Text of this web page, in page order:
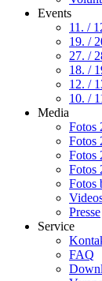
Events
11. /
19. /
27. /
18. /
12. /
10. /
Media
Fotos
Fotos
Fotos
Fotos
Fotos
Presse
Service
FAQ